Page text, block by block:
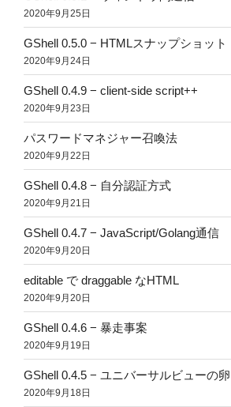
2020年9月25日
GShell 0.5.0 − HTMLスナップショット
2020年9月24日
GShell 0.4.9 − client-side script++
2020年9月23日
パスワードマネジャー召喚法
2020年9月22日
GShell 0.4.8 − 自分認証方式
2020年9月21日
GShell 0.4.7 − JavaScript/Golang通信
2020年9月20日
editable で draggable なHTML
2020年9月20日
GShell 0.4.6 − 暴走事案
2020年9月19日
GShell 0.4.5 − ユニバーサルビューの卵
2020年9月18日